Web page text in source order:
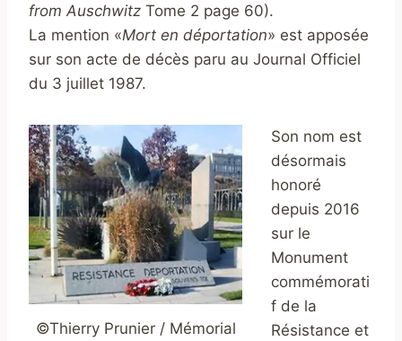
from Auschwitz Tome 2 page 60).
La mention «Mort en déportation» est apposée
sur son acte de décès paru au Journal Officiel
du 3 juillet 1987.
©Thierry Prunier / Mémorial
Son nom est
désormais
honoré
depuis 2016
sur le
Monument
commémorati
f de la
Résistance et